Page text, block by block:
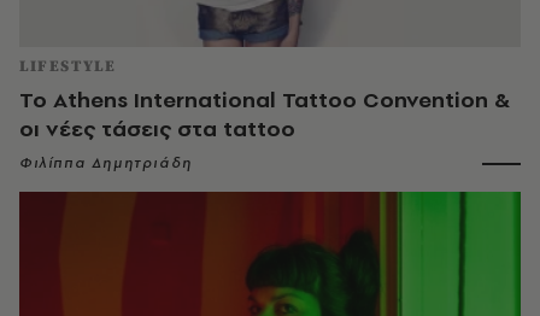
LIFESTYLE
To Αthens International Tattoo Convention &
οι νέες τάσεις στα tattoo
Φιλίππα Δημητριάδη